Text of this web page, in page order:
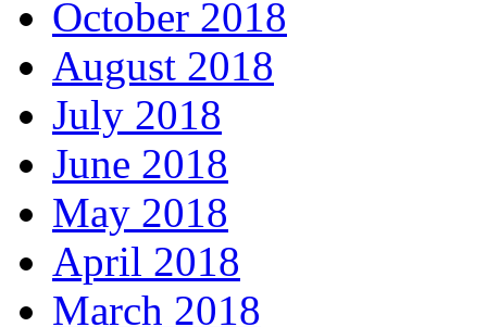
October 2018
August 2018
July 2018
June 2018
May 2018
April 2018
March 2018